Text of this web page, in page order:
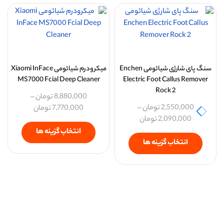
سنگ پای شارژی شیائومی Enchen
Electric Foot Callus Remover
Rock 2
2,550,000تومان–
2,090,000تومان
انتخاب گزینه ها
میکرودرم شیائومی Xiaomi InFace
MS7000 Fcial Deep Cleaner
8,880,000تومان–
7,770,000تومان
انتخاب گزینه ها